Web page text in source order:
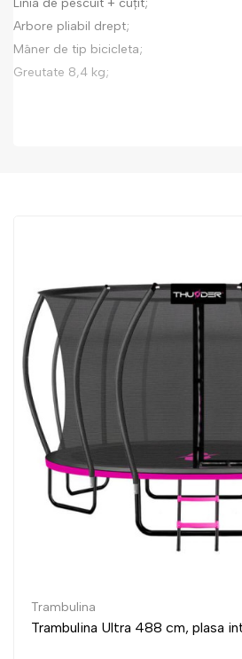
Linia de pescuit + cuțit;
Arbore pliabil drept;
Mâner de tip bicicleta;
Greutate 8,4 kg;
488 cm, plasa interioara, albastr..